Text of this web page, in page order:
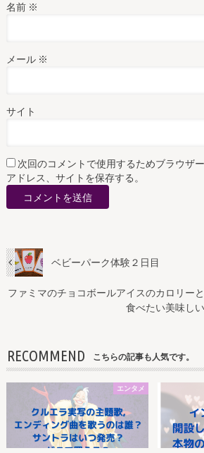
名前 ※
メール ※
サイト
次回のコメントで使用するためブラウザ
アドレス、サイトを保存する。
ベビーパーク体験２日目
ファミマのチョコボールアイスのカロリー
食べたい美味し
RECOMMEND こちらの記事も人気です。
エンタメ